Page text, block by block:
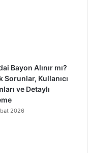
Bayon Alınır mı?
Sorunlar, Kullanıcı
ve Detaylı
2026